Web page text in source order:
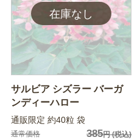
サルビア シズラー バーガ
ンディーハロー
通販限定 約40粒 袋
通常価格 385円(税込)